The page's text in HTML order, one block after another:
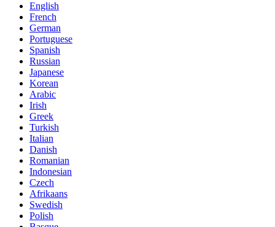
English
French
German
Portuguese
Spanish
Russian
Japanese
Korean
Arabic
Irish
Greek
Turkish
Italian
Danish
Romanian
Indonesian
Czech
Afrikaans
Swedish
Polish